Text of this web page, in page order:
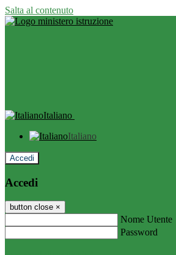
Salta al contenuto
Italiano
Italiano
Accedi
Accedi
button close ×
Nome Utente
Password